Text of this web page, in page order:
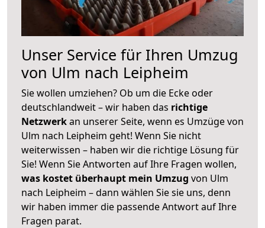
Unser Service für Ihren Umzug
von Ulm nach Leipheim
Sie wollen umziehen? Ob um die Ecke oder
deutschlandweit – wir haben das richtige
Netzwerkan unserer Seite, wenn es Umzüge von
Ulm nach Leipheim geht! Wenn Sie nicht
weiterwissen – haben wir die richtige Lösung für
Sie! Wenn Sie Antworten auf Ihre Fragen wollen,
was kostet überhaupt mein Umzug von Ulm
nach Leipheim – dann wählen Sie sie uns, denn
wir haben immer die passende Antwort auf Ihre
Fragen parat.